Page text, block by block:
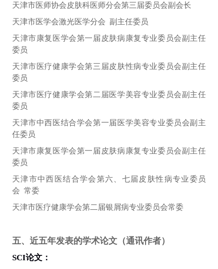
天津市医师协会皮肤科医师分会第三届委员会副会长
天津市医学会激光医学分会 副主任委员
天津市康复医学会第一届皮肤病康复专业委员会副主任
委员
天津市医疗健康学会第三届皮肤性病专业委员会副主任
委员
天津市医疗健康学会第二届医学美容专业委员会副主任
委员
天津市中西医结合学会第一届医学美容专业委员会副主
任委员
天津市康复医学会第一届皮肤病康复专业委员会副主任
委员
天津市中西医结合学会第六、七届皮肤性病专业委员
会 常委
天津市医疗健康学会第二届银屑病专业委员会常委
五、近五年发表的学术论文（通讯作者）
SCI论文：